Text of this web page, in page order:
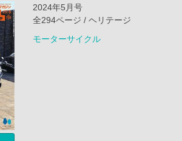
2024年5月号
全294ページ / ヘリテージ
モーターサイクル